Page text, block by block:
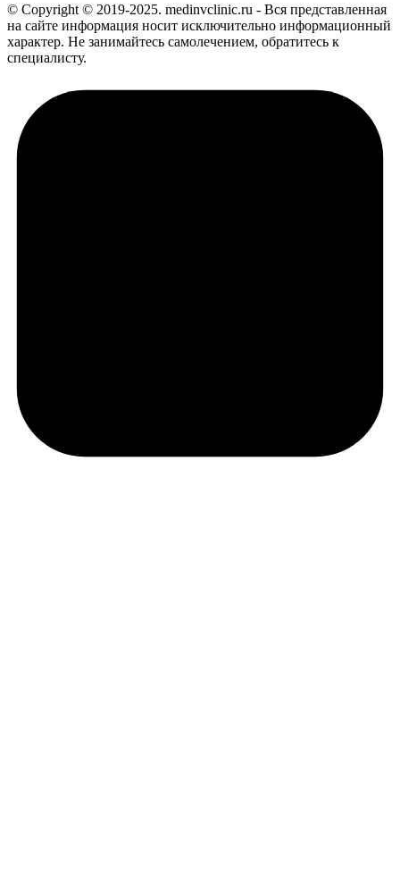
© Copyright © 2019-2025. medinvclinic.ru - Вся представленная
на сайте информация носит исключительно информационный
характер. Не занимайтесь самолечением, обратитесь к
специалисту.